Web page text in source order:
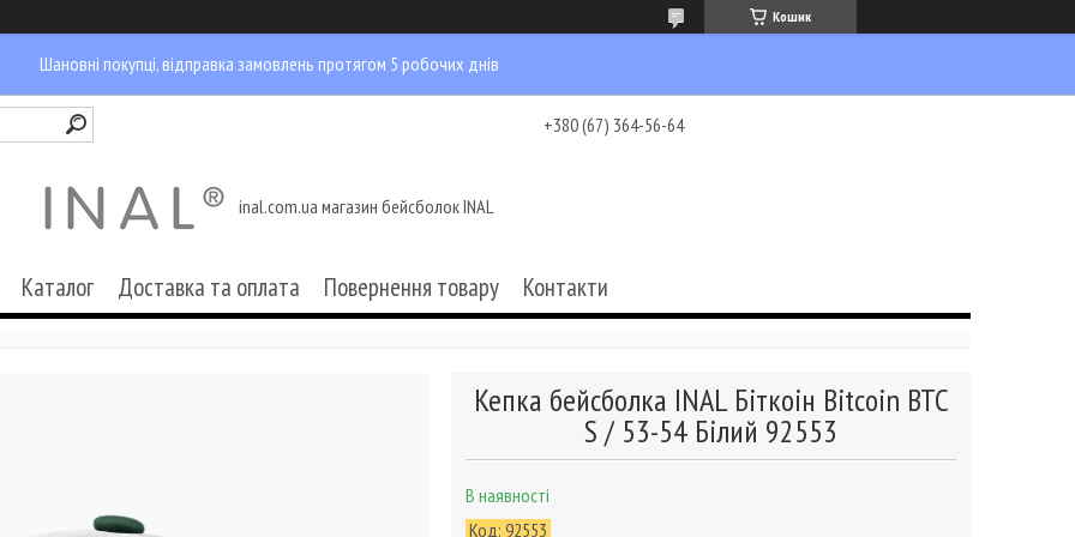
Кошик
Шановні покупці, відправка замовлень протягом 5 робочих днів
+380 (67) 364-56-64
inal.com.ua магазин бейсболок INAL
Каталог Доставка та оплата Повернення товару Контакти
Кепка бейсболка INAL Біткоін Bitcoin BTC
S / 53-54 Білий 92553
В наявності
Код: 92553